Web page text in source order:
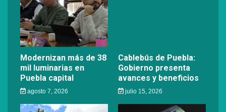
Modernizan más de 38
mil luminarias en
Puebla capital
agosto 7, 2026
Cablebús de Puebla:
Gobierno presenta
avances y beneficios
julio 15, 2026